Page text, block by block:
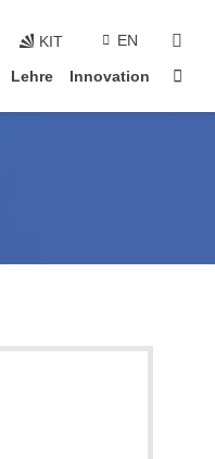
KIT EN
Lehre Innovation